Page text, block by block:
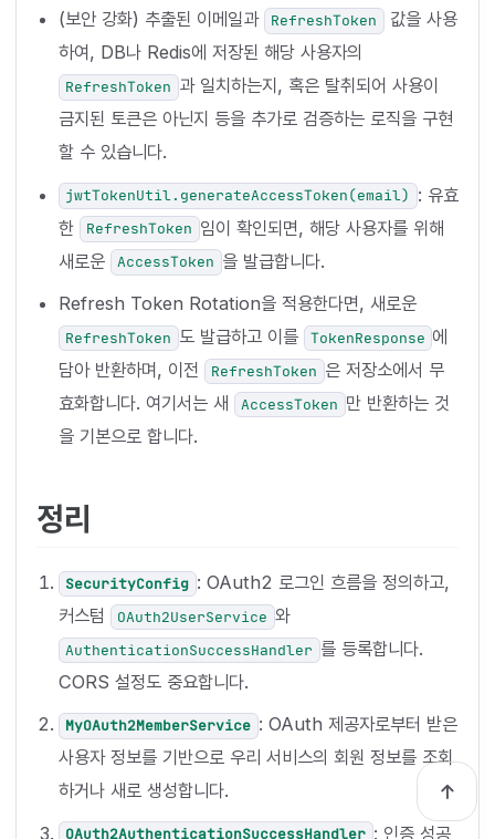
(보안 강화) 추출된 이메일과
RefreshToken
값을 사용
하여, DB나 Redis에 저장된 해당 사용자의
RefreshToken 과 일치하는지, 혹은 탈취되어 사용이
금지된 토큰은 아닌지 등을 추가로 검증하는 로직을 구현
할 수 있습니다.
jwtTokenUtil.generateAccessToken(email) : 유효
한
RefreshToken 임이 확인되면, 해당 사용자를 위해
새로운
AccessToken 을 발급합니다.
Refresh Token Rotation을 적용한다면, 새로운
RefreshToken 도 발급하고 이를 TokenResponse 에
담아 반환하며, 이전
RefreshToken 은 저장소에서 무
효화합니다. 여기서는 새
AccessToken 만 반환하는 것
을 기본으로 합니다.
정리
SecurityConfig : OAuth2 로그인 흐름을 정의하고,
커스텀
OAuth2UserService 와
AuthenticationSuccessHandler 를 등록합니다.
CORS 설정도 중요합니다.
MyOAuth2MemberService : OAuth 제공자로부터 받은
사용자 정보를 기반으로 우리 서비스의 회원 정보를 조회
하거나 새로 생성합니다.
OAuth2AuthenticationSuccessHandler : 인증 성공